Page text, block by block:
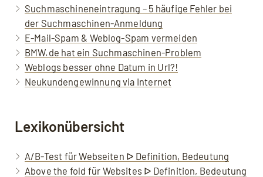
Suchmaschineneintragung – 5 häufige Fehler bei
der Suchmaschinen-Anmeldung
E-Mail-Spam & Weblog-Spam vermeiden
BMW.de hat ein Suchmaschinen-Problem
Weblogs besser ohne Datum in Url?!
Neukundengewinnung via Internet
Lexikonübersicht
A/B-Test für Webseiten ᐅ Definition, Bedeutung
Above the fold für Websites ᐅ Definition, Bedeutung